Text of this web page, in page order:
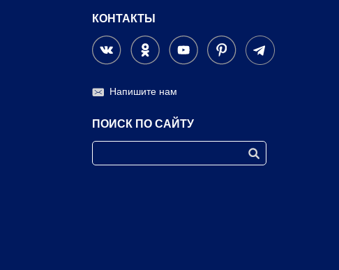
КОНТАКТЫ
Напишите нам
ПОИСК ПО САЙТУ